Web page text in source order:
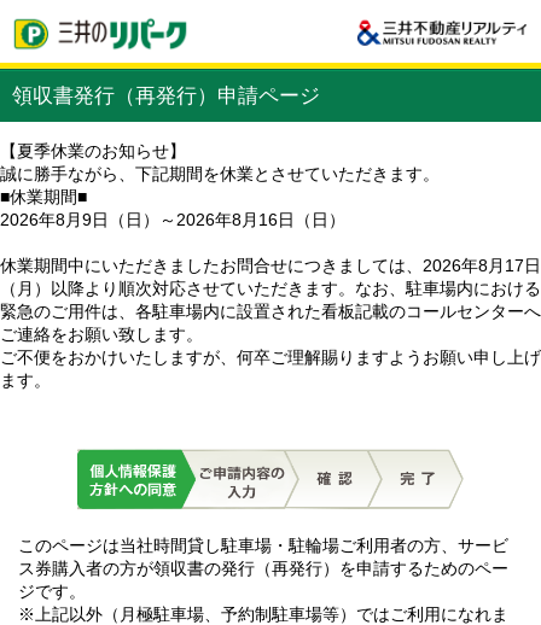
領収書発行（再発行）申請ページ
【夏季休業のお知らせ】
誠に勝手ながら、下記期間を休業とさせていただきます。
■休業期間■
2026年8月9日（日）～2026年8月16日（日）
休業期間中にいただきましたお問合せにつきましては、2026年8月17日
（月）以降より順次対応させていただきます。なお、駐車場内における
緊急のご用件は、各駐車場内に設置された看板記載のコールセンターへ
ご連絡をお願い致します。
ご不便をおかけいたしますが、何卒ご理解賜りますようお願い申し上げ
ます。
このページは当社時間貸し駐車場・駐輪場ご利用者の方、サービ
ス券購入者の方が領収書の発行（再発行）を申請するためのペー
ジです。
※上記以外（月極駐車場、予約制駐車場等）ではご利用になれま